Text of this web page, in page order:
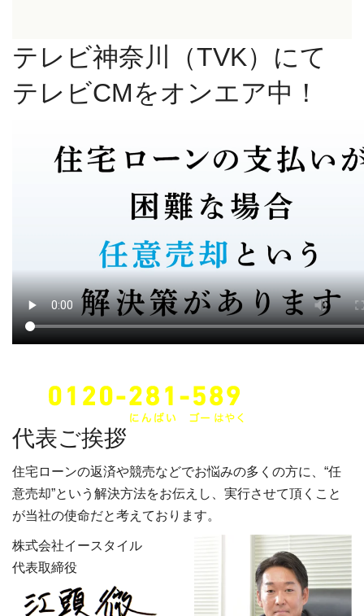
テレビ神奈川（TVK）にて
テレビCMをオンエア中！
代表ご挨拶
住宅ローンの返済や競売などでお悩みの多くの方に、“任
意売却”という解決方法をお伝えし、実行させて頂くこと
が当社の使命だと考えております。
株式会社イースタイル
代表取締役